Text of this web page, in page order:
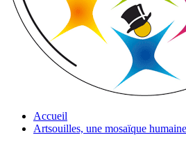
Accueil
Artsouilles, une mosaïque humaine